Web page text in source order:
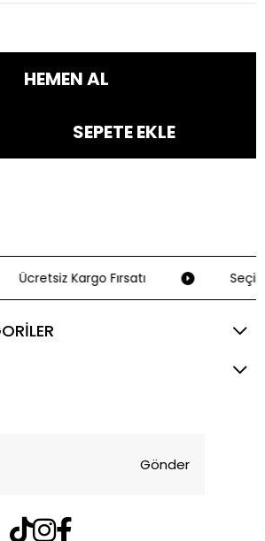
Ücretsiz Kargo Fırsatı Seçili
Gönder